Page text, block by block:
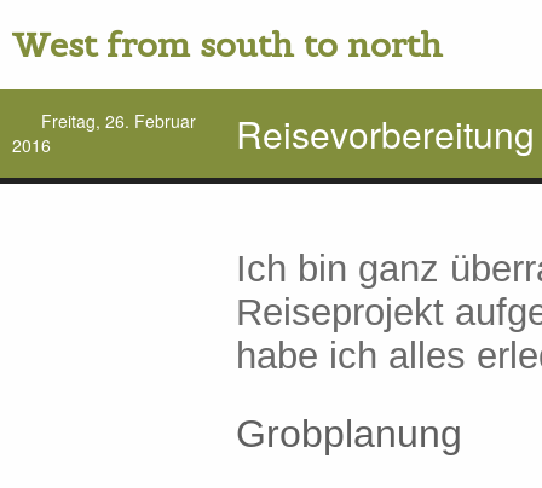
West from south to north
Freitag, 26. Februar
2016
Reisevorbereitung
Ich bin ganz
Reiseprojekt
habe ich alles
Grobplanung